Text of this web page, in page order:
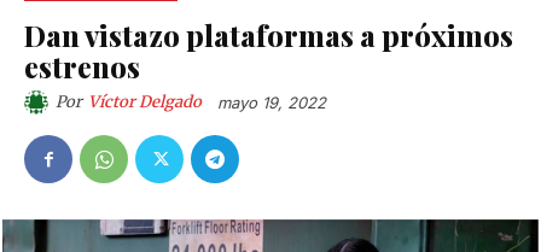
Dan vistazo plataformas a próximos
estrenos
Por Víctor Delgado mayo 19, 2022